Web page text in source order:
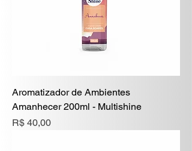
Aromatizador de Ambientes
Amanhecer 200ml - Multishine
Preço
R$ 40,00